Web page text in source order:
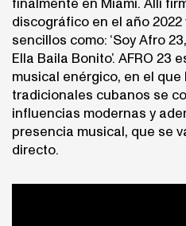
finalmente en Miami. Allí
discográfico en el año
sencillos como: ‘Soy Afro
Ella Baila Bonito’. AFRO
musical enérgico, en el
tradicionales cubanos se
influencias modernas y
presencia musical, que se
directo.